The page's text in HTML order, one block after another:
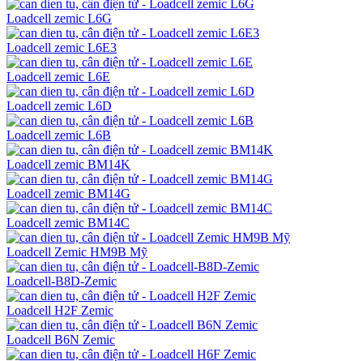
Loadcell zemic L6G
Loadcell zemic L6E3
Loadcell zemic L6E
Loadcell zemic L6D
Loadcell zemic L6B
Loadcell zemic BM14K
Loadcell zemic BM14G
Loadcell zemic BM14C
Loadcell Zemic HM9B Mỹ
Loadcell-B8D-Zemic
Loadcell H2F Zemic
Loadcell B6N Zemic